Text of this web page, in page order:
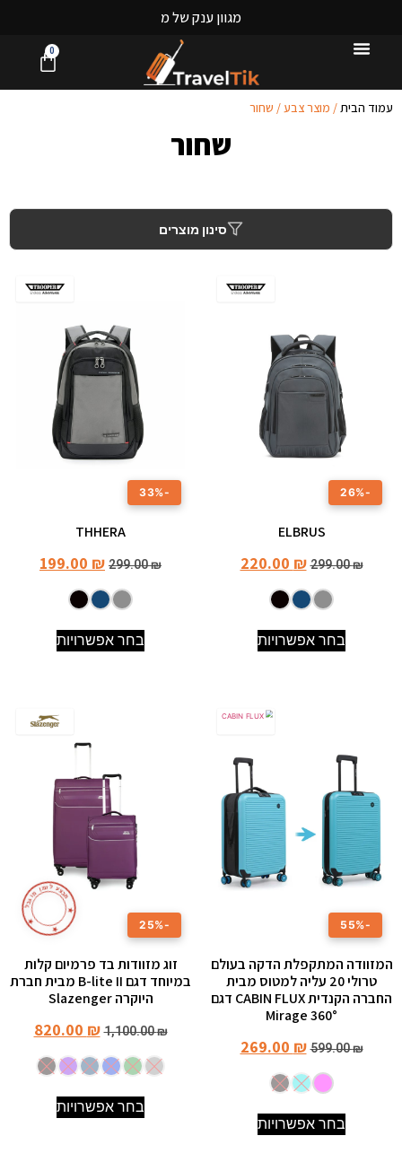
ענקשלמזוודו
0
עמוד הבית / מוצר צבע / שחור
שחור
סינון מוצרים
-26%
ELBRUS
299.00₪
220.00 ₪
בחר אפשרויות
-33%
THHERA
299.00₪
199.00 ₪
בחר אפשרויות
-55%
המזוודה המתקפלת הדקה בעולם
טרולי 20 עליה למטוס מבית
החברה הקנדית CABIN FLUX דגם
Mirage 360°
599.00₪
269.00 ₪
בחר אפשרויות
-25%
מבצע לזמן
מו
ג
ב
ל
★
★
★
זוג מזוודות בד פרמיום קלות
במיוחד דגם B-lite II מבית חברת
היוקרה Slazenger
1,100.00₪
820.00 ₪
בחר אפשרויות